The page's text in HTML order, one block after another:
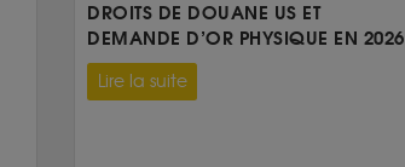
DROITS DE DOUANE US ET
DEMANDE D’OR PHYSIQUE EN 2026
Lire la suite